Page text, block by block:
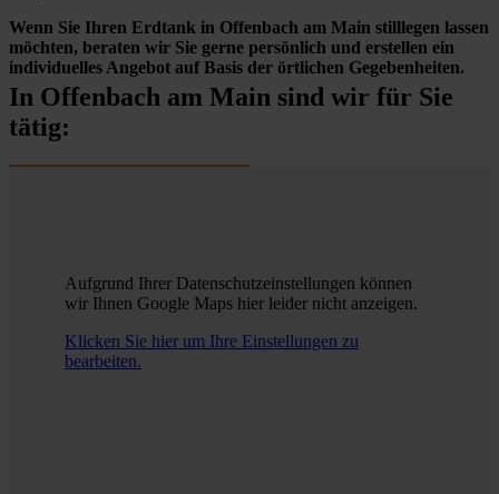
Wenn Sie Ihren Erdtank in Offenbach am Main stilllegen lassen
möchten, beraten wir Sie gerne persönlich und erstellen ein
individuelles Angebot auf Basis der örtlichen Gegebenheiten.
In Offenbach am Main sind wir für Sie
tätig:
Aufgrund Ihrer Datenschutzeinstellungen können
wir Ihnen Google Maps hier leider nicht anzeigen.
Klicken Sie hier um Ihre Einstellungen zu
bearbeiten.